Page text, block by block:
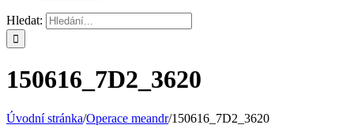
Hledat:
150616_7D2_3620
Úvodní stránka/Operace meandr/150616_7D2_3620